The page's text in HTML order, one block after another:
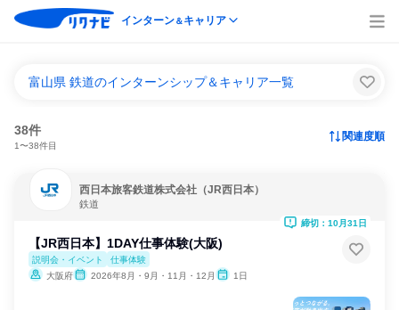
インターン＆キャリア
富山県 鉄道のインターンシップ＆キャリア一覧
38件
1〜38件目
関連度順
西日本旅客鉄道株式会社（JR西日本）
鉄道
【JR西日本】1DAY仕事体験(大阪)
説明会・イベント
仕事体験
大阪府
2026年8月・9月・11月・12月 1日
締切：10月31日